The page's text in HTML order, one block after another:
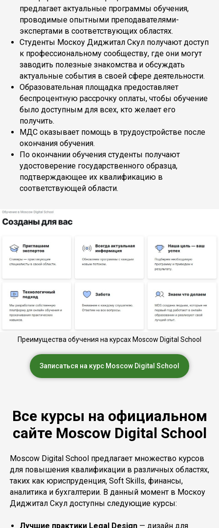
предлагает актуальные программы обучения,
проводимые опытными преподавателями-
экспертами в соответствующих областях.
Студенты Москоу Диджитал Скул получают доступ
к профессиональному сообществу, где они могут
заводить полезные знакомства и обсуждать
актуальные события в своей сфере деятельности.
Образовательная площадка предоставляет
беспроцентную рассрочку оплаты, чтобы обучение
было доступным для всех, кто желает его
получить.
МДС оказывает помощь в трудоустройстве после
окончания обучения.
По окончании обучения студенты получают
удостоверение государственного образца,
подтверждающее их квалификацию в
соответствующей области.
Преимущества обучения на курсах Moscow Digital School
Записаться на курс Moscow Digital School
Все курсы на официальном
сайте Moscow Digital School
Moscow Digital School предлагает множество курсов
для повышения квалификации в различных областях,
таких как юриспруденция, Soft Skills, финансы,
аналитика и бухгалтерии. В данный момент в Москоу
Диджитал Скул доступны следующие курсы:
Лучшие практики Legal Design — дизайн для